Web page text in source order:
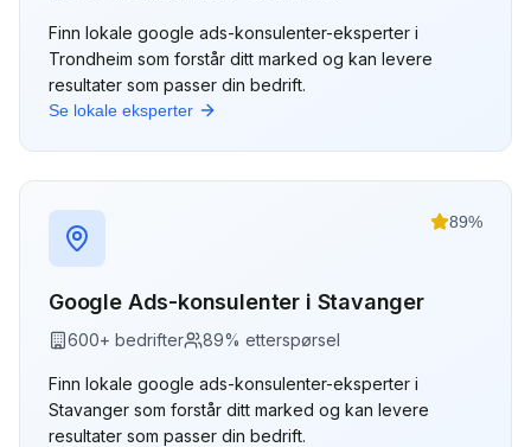
Finn lokale google ads-konsulenter-eksperter i
Trondheim som forstår ditt marked og kan levere
resultater som passer din bedrift.
Se lokale eksperter
89%
Google Ads-konsulenter i Stavanger
600+ bedrifter 89% etterspørsel
Finn lokale google ads-konsulenter-eksperter i
Stavanger som forstår ditt marked og kan levere
resultater som passer din bedrift.